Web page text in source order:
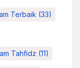
Terbaik (33)
Tahfidz (11)